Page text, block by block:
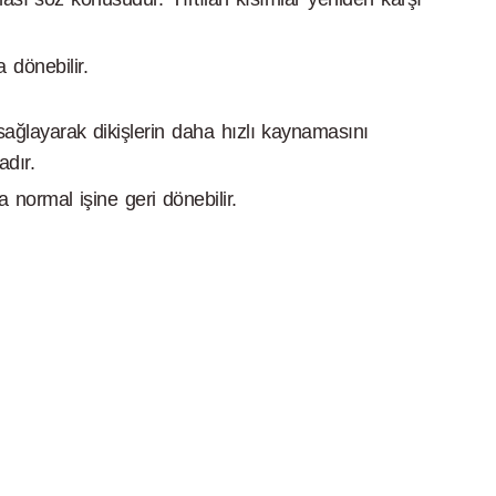
dönebilir.
dikişlerin daha hızlı kaynamasını
normal işine geri dönebilir.